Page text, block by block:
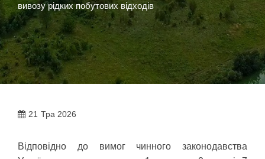
вивозу рідких побутових відходів
21 Тра 2026
Відповідно до вимог чинного законодавства